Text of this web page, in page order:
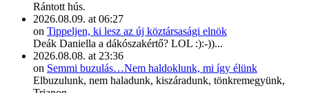
Rántott hús.
2026.08.09. at 06:27
on Tippeljen, ki lesz az új köztársasági elnök
Deák Daniella a dákószakértő? LOL :):-))...
2026.08.08. at 23:36
on Semmi buzulás…Nem haldoklunk, mi így élünk
Elbuzulunk, nem haladunk, kiszáradunk, tönkremegyünk,